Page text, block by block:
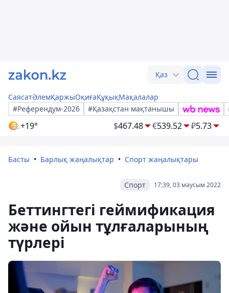
Қаз
СаясатӘлемҚаржыОқиғаҚұқықМақалалар
#Референдум-2026
#Қазақстан мақтанышы
+19° $467.48 €539.52 ₽5.73
Басты Барлық жаңалықтар Спорт жаңалықтары
17:39, 03 маусым 2022
Спорт
Беттингтегі геймификация
және ойын тұлғаларының
түрлері